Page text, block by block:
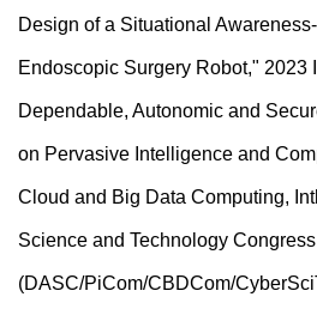
Design of a Situational
Endoscopic Surgery Robot," 2023
Dependable, Autonomic and
on Pervasive Intelligence and
Cloud and Big Data Computing,
Science and Technology Congress
(DASC/PiCom/CBDCom/